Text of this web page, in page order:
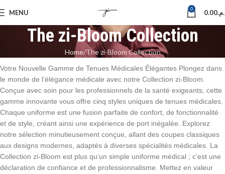
MENU 0 0.00
The zi-Bloom Collection
Home The zi-Bloom Collection
Votre Nouvelle Gamme de Tenues Médicales Élégantes Plongez dans
le monde de l’élégance médicale avec notre Collection zi-Bloom.
Conçue avec soin pour les professionnels de la santé exigeants, cette
gamme innovante vous offre cinq styles uniques de tenues médicales.
Chaque uniforme est une fusion parfaite de confort, de fonctionnalité
et de style, créant ainsi une expérience de port inégalée. Explorez
notre sélection minutieusement conçue, allant des coupes classiques
aux designs modernes, adaptés à diverses spécialités médicales. La
Collection zi-Bloom est plus qu’un simple uniforme médical ; c’est une
déclaration de confiance et de professionnalisme. Mettez en valeur